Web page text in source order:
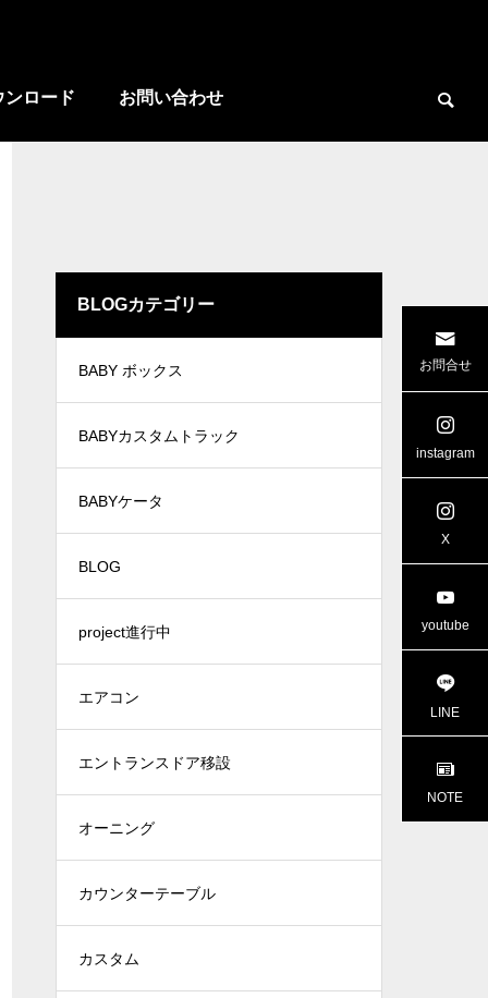
ンロード お問い合わせ
広島県 ワイド リヤゲート
project進行中 project進行

BLOGカテゴリー
BABY ボックス
BABYカスタムトラック
BABYケータ
BLOG
project進行中
エアコン
エントランスドア移設
オーニング
カウンターテーブル
カスタム
お問合せ
instagram
X
youtube
LINE
NOTE